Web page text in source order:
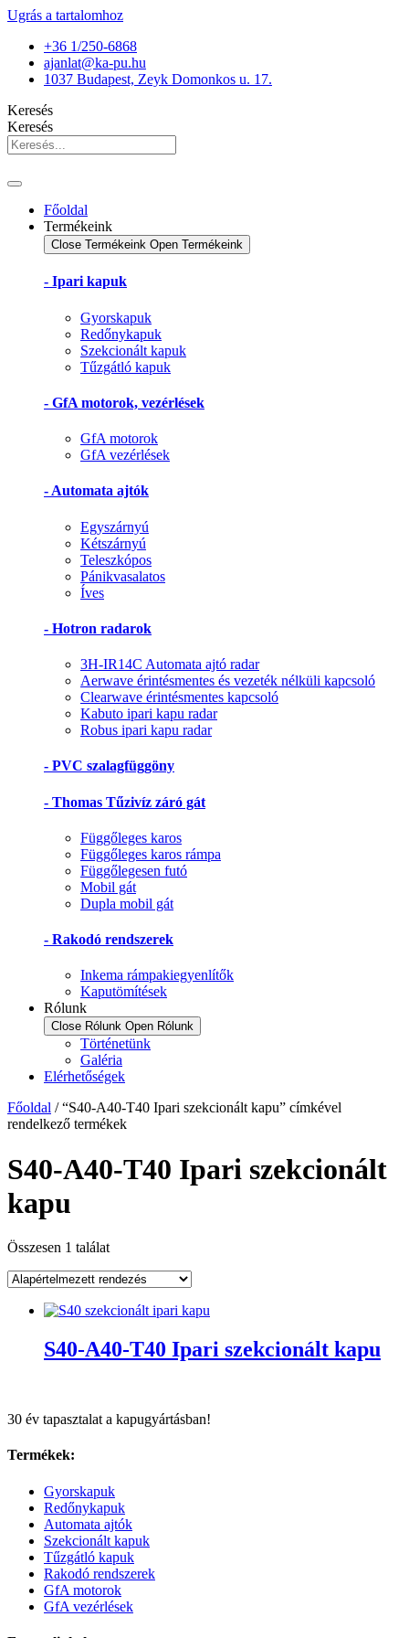
Ugrás a tartalomhoz
+36 1/250-6868
ajanlat@ka-pu.hu
1037 Budapest, Zeyk Domonkos u. 17.
Keresés
Keresés
Főoldal
Termékeink
Close Termékeink Open Termékeink
- Ipari kapuk
Gyorskapuk
Redőnykapuk
Szekcionált kapuk
Tűzgátló kapuk
- GfA motorok, vezérlések
GfA motorok
GfA vezérlések
- Automata ajtók
Egyszárnyú
Kétszárnyú
Teleszkópos
Pánikvasalatos
Íves
- Hotron radarok
3H-IR14C Automata ajtó radar
Aerwave érintésmentes és vezeték nélküli kapcsoló
Clearwave érintésmentes kapcsoló
Kabuto ipari kapu radar
Robus ipari kapu radar
- PVC szalagfüggöny
- Thomas Tűzivíz záró gát
Függőleges karos
Függőleges karos rámpa
Függőlegesen futó
Mobil gát
Dupla mobil gát
- Rakodó rendszerek
Inkema rámpakiegyenlítők
Kaputömítések
Rólunk
Close Rólunk Open Rólunk
Történetünk
Galéria
Elérhetőségek
Főoldal / “S40-A40-T40 Ipari szekcionált kapu” címkével
rendelkező termékek
S40-A40-T40 Ipari szekcionált
kapu
Összesen 1 találat
S40-A40-T40 Ipari szekcionált kapu
30 év tapasztalat a kapugyártásban!
Termékek:
Gyorskapuk
Redőnykapuk
Automata ajtók
Szekcionált kapuk
Tűzgátló kapuk
Rakodó rendszerek
GfA motorok
GfA vezérlések